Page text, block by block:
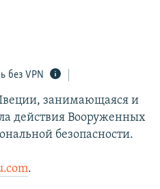
СОПРОТИВЛЕНИЯ
без VPN
занимающаяся и
действия Вооруженных
безопасности.
.